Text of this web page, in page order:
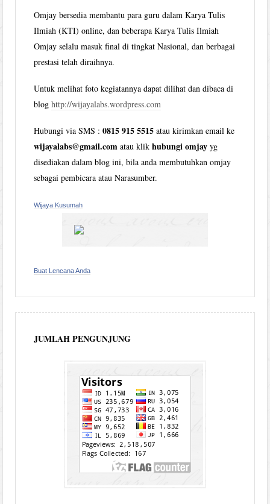
Omjay bersedia membantu para guru dalam Karya Tulis
Ilmiah (KTI) online, dan beberapa Karya Tulis Ilmiah
Omjay selalu masuk final di tingkat Nasional, dan berbagai
prestasi telah diraihnya.
Untuk melihat foto kegiatannya dapat dilihat dan dibaca di
bloghttp://wijayalabs.wordpress.com
Hubungi via SMS :0815 915 5515 atau kirimkan email ke
wijayalabs@gmail.com atau klikhubungi omjay yg
disediakan dalam blog ini, bila anda membutuhkan omjay
sebagai pembicara atau Narasumber.
Wijaya Kusumah
Buat Lencana Anda
JUMLAH PENGUNJUNG